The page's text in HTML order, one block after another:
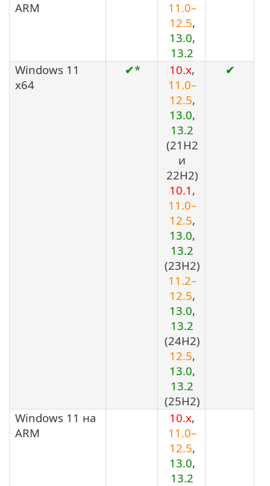
ARM
11.0–
12.5,
13.0,
13.2
Windows 11
x64
✔* 10.x,
11.0–
12.5,
13.0,
13.2
(21H2
и
22H2)
10.1 ,
11.0–
12.5,
13.0,
13.2
(23H2)
11.2–
12.5,
13.0,
13.2
(24H2)
12.5,
13.0,
13.2
(25H2)
✔
Windows 11 на
ARM
10.x,
11.0–
12.5,
13.0,
13.2